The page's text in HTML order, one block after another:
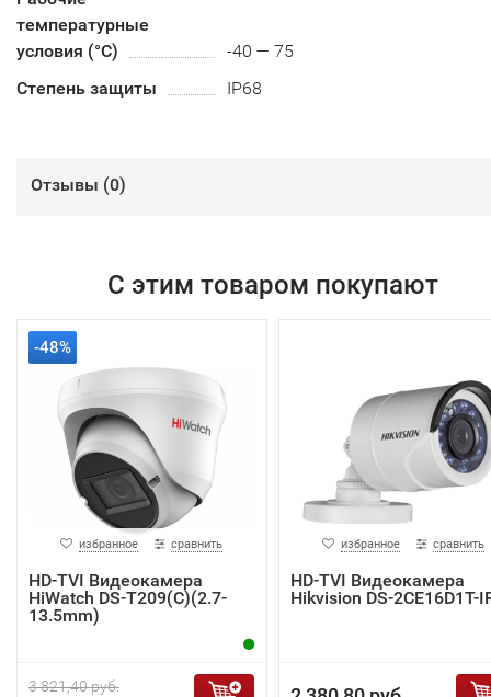
температурные
условия (°С)
-40 — 75
Степень защиты
IP68
Отзывы (0)
С этим товаром покупают
-48%
избранное сравнить
HD-TVI Видеокамера
HiWatch DS-T209(C)(2.7-
13.5mm)
3 821,40 руб.
избранное сравнить
HD-TVI Видеокамера
Hikvision DS-2CE16D1T-